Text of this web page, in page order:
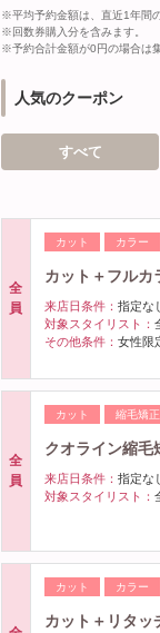
※平均予約金額は、直近1年間
※回数券購入分を含みます。
※予約合計金額が0円の場合は
人気のクーポン
すべて
全
員
カット カラー
カット＋フルカ
来店日条件： 指定な
対象スタイリスト：
その他条件： 女性限
全
員
カット 縮毛矯正
クオライン縮毛
来店日条件： 指定な
対象スタイリスト：
カット カラー
カット＋リタッ